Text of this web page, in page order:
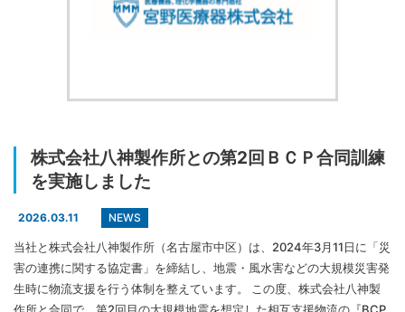
株式会社八神製作所との第2回ＢＣＰ合同訓練
を実施しました
2026.03.11 NEWS
当社と株式会社八神製作所（名古屋市中区）は、2024年3月11日に「災
害の連携に関する協定書」を締結し、地震・風水害などの大規模災害発
生時に物流支援を行う体制を整えています。 この度、株式会社八神製